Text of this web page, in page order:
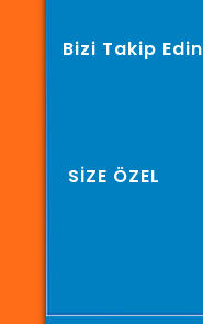
Bizi Takip Edin
SİZE ÖZEL